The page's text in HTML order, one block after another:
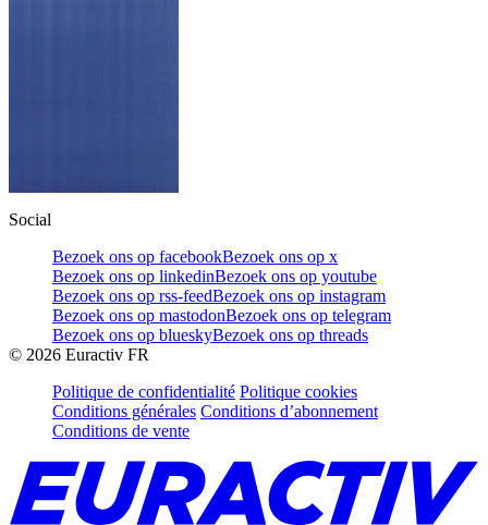
Social
Bezoek ons op facebookBezoek ons op x
Bezoek ons op linkedinBezoek ons op youtube
Bezoek ons op rss-feedBezoek ons op instagram
Bezoek ons op mastodonBezoek ons op telegram
Bezoek ons op blueskyBezoek ons op threads
© 2026 Euractiv FR
Politique de confidentialité Politique cookies
Conditions générales Conditions d’abonnement
Conditions de vente